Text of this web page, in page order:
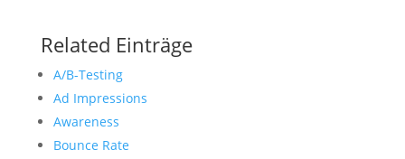
Related Einträge
A/B-Testing
Ad Impressions
Awareness
Bounce Rate